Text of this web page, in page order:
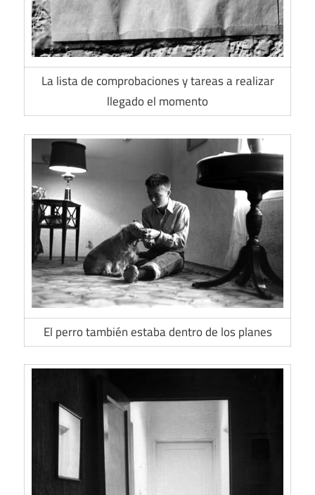
La lista de comprobaciones y tareas a realizar
llegado el momento
El perro también estaba dentro de los planes